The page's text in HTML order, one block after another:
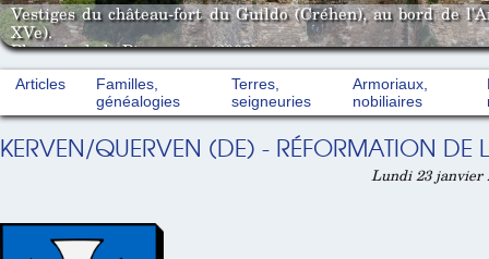
Vestiges du château-fort du Guildo (Créhen), au bord de
XVe).
Photo A. de la Pinsonnais (2008).
Articles
Familles,
généalogies
Terres,
seigneuries
Armoriaux,
nobiliaires
KERVEN/QUERVEN (DE) - RÉFORMATION DE
Lundi 23 janvier